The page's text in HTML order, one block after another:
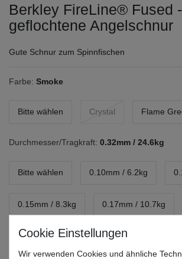
Berkley FireLine® Fused
geflochtene Angelschnur
Gute Schnur zum Spinnfischen
Farbe: Smoke
Bitte wählen Crystal Flame
Durchmesser/Tragkraft: 0.32mm / 24.6kg
Bitte wählen 0.10mm / 6.2kg
0.15mm / 8.3kg 0.17mm / 10.7kg
0.20mm / 13.9kg 0.25mm / 18.4kg
Wir verwenden Cookies und ähnliche